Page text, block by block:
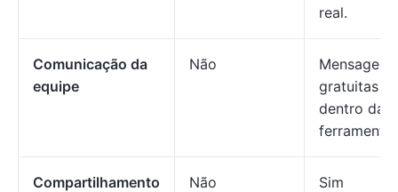
real.
Comunicação da
equipe
Não
Mensagens
gratuitas
dentro da
ferramenta
Compartilhamento
Não Sim